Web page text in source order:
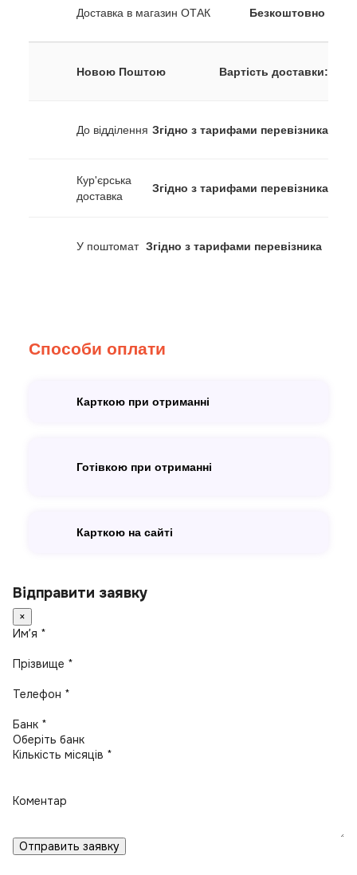
Доставка в магазин ОТАК Безкоштовно
Новою Поштою Вартість доставки:
До відділення Згідно з тарифами перевізника
Кур'єрська
доставка
Згідно з тарифами перевізника
У поштомат Згідно з тарифами перевізника
Способи оплати
Карткою при отриманні
Готівкою при отриманні
Карткою на сайті
Відправити заявку
×
Имʼя *
Прізвище *
Телефон *
Банк *
Кількість місяців *
Коментар
Отправить заявку